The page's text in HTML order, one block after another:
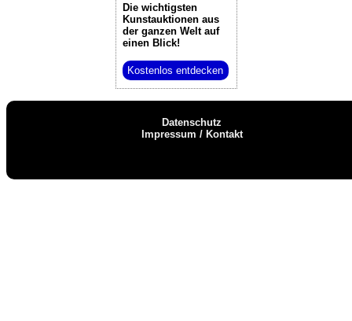
Die wichtigsten
Kunstauktionenaus
der ganzen Welt auf
einen Blick!
Kostenlos entdecken
Datenschutz
Impressum / Kontakt